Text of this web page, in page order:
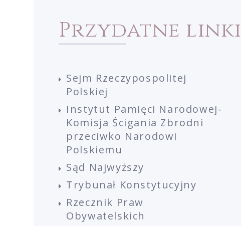
Przydatne linki
Sejm Rzeczypospolitej
Polskiej
Instytut Pamięci Narodowej-
Komisja Ścigania Zbrodni
przeciwko Narodowi
Polskiemu
Sąd Najwyższy
Trybunał Konstytucyjny
Rzecznik Praw
Obywatelskich